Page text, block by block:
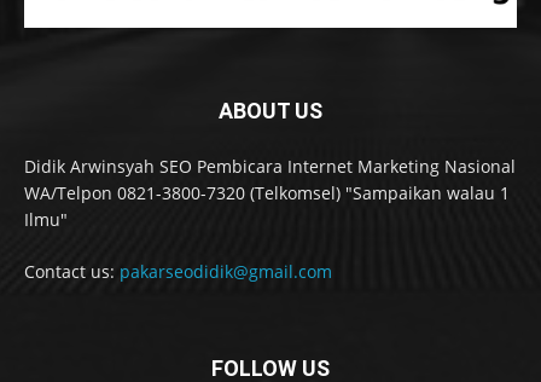
ABOUT US
Didik Arwinsyah SEO Pembicara Internet Marketing Nasional
WA/Telpon 0821-3800-7320 (Telkomsel) "Sampaikan walau 1
Ilmu"
Contact us: pakarseodidik@gmail.com
FOLLOW US